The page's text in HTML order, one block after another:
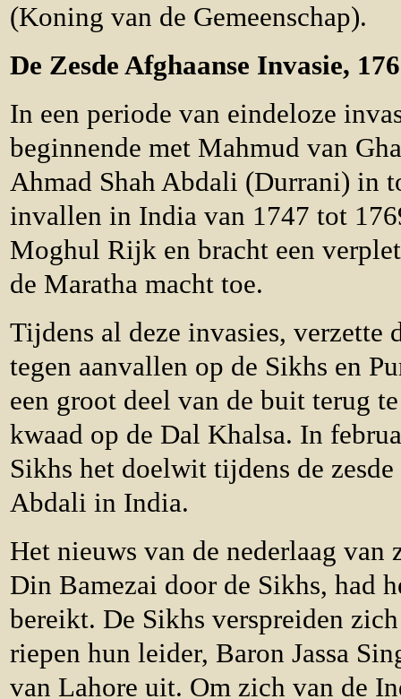
(Koning van de Gemeenschap).
De Zesde Afghaanse Invasie,
In een periode van eindeloze
beginnende met Mahmud van
Ahmad Shah Abdali (Durrani) in
invallen in India van 1747 tot
Moghul Rijk en bracht een
de Maratha macht toe.
Tijdens al deze invasies,
tegen aanvallen op de Sikhs en
een groot deel van de buit terug
kwaad op de Dal Khalsa. In
Sikhs het doelwit tijdens de
Abdali in India.
Het nieuws van de nederlaag van
Din Bamezai door de Sikhs, had
bereikt. De Sikhs verspreiden
riepen hun leider, Baron Jassa
van Lahore uit. Om zich van de